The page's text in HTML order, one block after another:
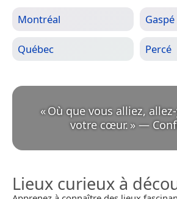
Montréal Gaspé
Québec Percé
«Où que vous alliez,
votre cœur. » —
Lieux curieux à